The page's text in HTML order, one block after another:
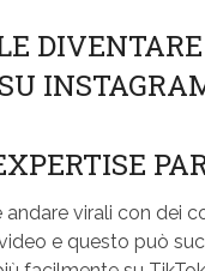
DIVENTARE
andare virali con dei
e questo può